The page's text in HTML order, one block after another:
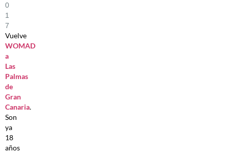
0
1
7
Vuelve
WOMAD
a
Las
Palmas
de
Gran
Canaria.
Son
ya
18
años